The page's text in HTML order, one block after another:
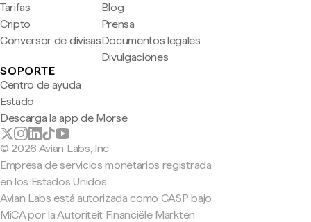
Tarifas
Cripto
Conversor de divisas
Blog
Prensa
Documentos legales
Divulgaciones
SOPORTE
Centro de ayuda
Estado
Descarga la app de Morse
© 2026 Avian Labs, Inc
Empresa de servicios monetarios registrada
en los Estados Unidos
Avian Labs está autorizada como CASP bajo
MiCA por la Autoriteit Financiële Markten